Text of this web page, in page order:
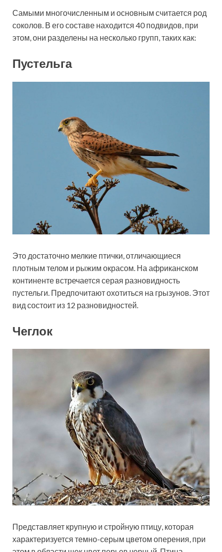
Самыми многочисленным и основным считается род
соколов. В его составе находится 40 подвидов, при
этом, они разделены на несколько групп, таких как:
Пустельга
Это достаточно мелкие птички, отличающиеся
плотным телом и рыжим окрасом. На африканском
континенте встречается серая разновидность
пустельги. Предпочитают охотиться на грызунов. Этот
вид состоит из 12 разновидностей.
Чеглок
Представляет крупную и стройную птицу, которая
характеризуется темно-серым цветом оперения, при